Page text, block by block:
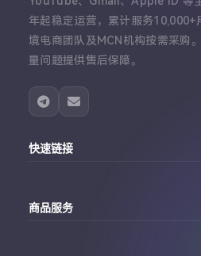
年起稳定运营，累计服务10,000+
境电商团队及MCN机构按需采购
量问题提供售后保障。
快速链接
商品服务